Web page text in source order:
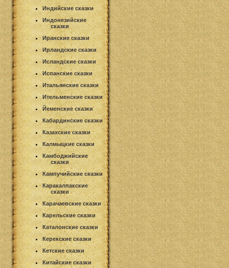
Индийские сказки
Индонезийские
сказки
Иранские сказки
Ирландские сказки
Исландские сказки
Испанские сказки
Итальянские сказки
Ительменские сказки
Йеменские сказки
Кабардинские сказки
Казахские сказки
Калмыцкие сказки
Камбоджийские
сказки
Кампучийские сказки
Каракалпакские
сказки
Карачаевские сказки
Карельские сказки
Каталонские сказки
Керекские сказки
Кетские сказки
Китайские сказки